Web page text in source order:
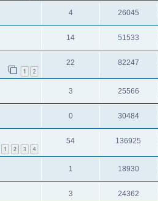
4 26045
14 51533
1 2
22 82247
3 25566
0 30484
1 2 3 4
54 136925
1 18930
3 24362